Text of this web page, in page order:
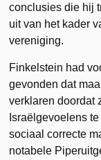
conclusies die hij
uit van het kader
vereniging.
Finkelstein had
gevonden dat
verklaren doordat
Israëlgevoelens
sociaal correcte
notabele